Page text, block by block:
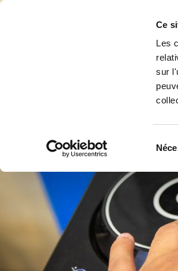
Ce
Les
sur
du